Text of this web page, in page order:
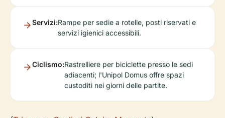
Servizi:Rampe per sedie a rotelle, posti riservati e
servizi igienici accessibili.
Ciclismo:Rastrelliere per biciclette presso le sedi
adiacenti; l'Unipol Domus offre spazi
custoditi nei giorni delle partite.